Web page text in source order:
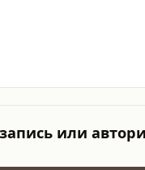
или